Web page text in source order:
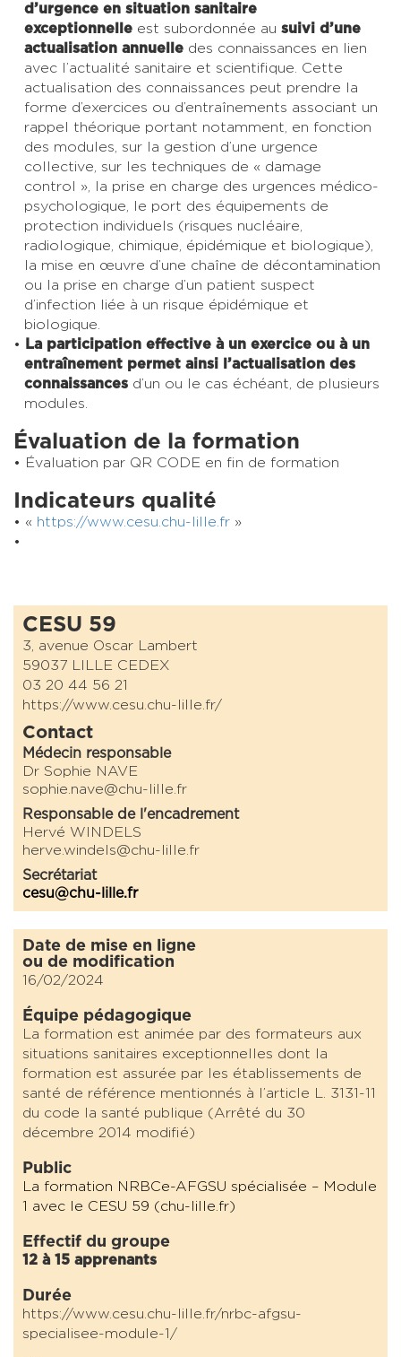
d’urgence en situation sanitaire
exceptionnelle est subordonnée au suivi d’une
actualisation annuelle des connaissances en lien
avec l’actualité sanitaire et scientifique. Cette
actualisation des connaissances peut prendre la
forme d’exercices ou d’entraînements associant un
rappel théorique portant notamment, en fonction
des modules, sur la gestion d’une urgence
collective, sur les techniques de « damage
control », la prise en charge des urgences médico-
psychologique, le port des équipements de
protection individuels (risques nucléaire,
radiologique, chimique, épidémique et biologique),
la mise en œuvre d’une chaîne de décontamination
ou la prise en charge d’un patient suspect
d’infection liée à un risque épidémique et
biologique.
La participation effective à un exercice ou à un
entraînement permet ainsi l’actualisation des
connaissances d’un ou le cas échéant, de plusieurs
modules.
Évaluation de la formation
Évaluation par QR CODE en fin de formation
Indicateurs qualité
« https://www.cesu.chu-lille.fr »
CESU 59
3, avenue Oscar Lambert
59037 LILLE CEDEX
03 20 44 56 21
https://www.cesu.chu-lille.fr/
Contact
Médecin responsable
Dr Sophie NAVE
sophie.nave@chu-lille.fr
Responsable de l'encadrement
Hervé WINDELS
herve.windels@chu-lille.fr
Secrétariat
cesu@chu-lille.fr
Date de mise en ligne
ou de modification
16/02/2024
Équipe pédagogique
La formation est animée par des formateurs aux
situations sanitaires exceptionnelles dont la
formation est assurée par les établissements de
santé de référence mentionnés à l’article L. 3131-11
du code la santé publique (Arrêté du 30
décembre 2014 modifié)
Public
La formation NRBCe-AFGSU spécialisée – Module
1 avec le CESU 59 (chu-lille.fr)
Effectif du groupe
12 à 15 apprenants
Durée
https://www.cesu.chu-lille.fr/nrbc-afgsu-
specialisee-module-1/